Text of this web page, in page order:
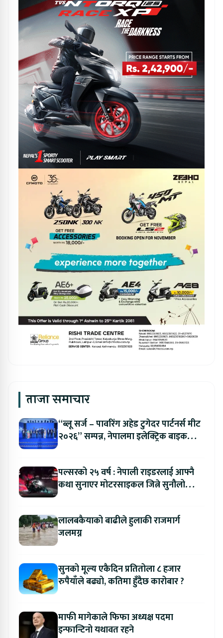
ताजा समाचार
“ब्लू सर्ज – पावरिंग अहेड टुगेदर पार्टनर्स मीट
२०२६” सम्पन्न, नेपालमा इलेक्ट्रिक बाइक
पल्सरको २५ वर्ष : नेपाली राइडरलाई आफ्नै
कथा सुनाएर मोटरसाइकल जित्ने सुनौलो
लालबकैयाको बाढीले हुलाकी राजमार्ग
जलमग्न
सुनको मूल्य एकैदिन प्रतितोला ८ हजार
रुपैयाँले बढ्यो, कतिमा हुँदैछ कारोबार ?
माफी मागेकाले फिफा अध्यक्ष पदमा
इन्फान्टिनो यथावत रहने